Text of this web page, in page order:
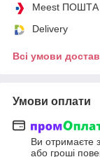
Meest ПОШТА
Delivery
Всі умови
Умови оплати
Ви отримаєте
або гроші